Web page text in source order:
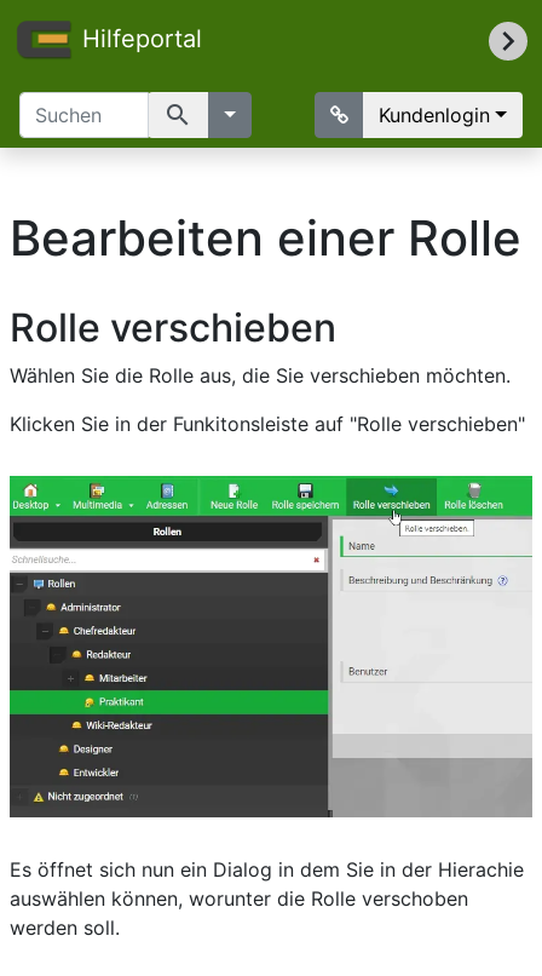
Hilfeportal
search Kundenlogin
Bearbeiten einer Rolle
Rolle verschieben
Wählen Sie die Rolle aus, die Sie verschieben möchten.
Klicken Sie in der Funkitonsleiste auf "Rolle verschieben"
Es öffnet sich nun ein Dialog in dem Sie in der Hierachie
auswählen können, worunter die Rolle verschoben
werden soll.